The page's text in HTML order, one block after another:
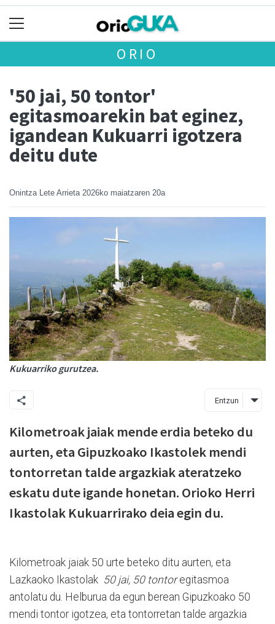
ORIO
'50 jai, 50 tontor'
egitasmoarekin bat eginez,
igandean Kukuarri igotzera
deitu dute
Onintza Lete Arrieta 2026ko maiatzaren 20a
Kukuarriko gurutzea.
Entzun
Kilometroak jaiak mende erdia beteko du
aurten, eta Gipuzkoako Ikastolek mendi
tontorretan talde argazkiak ateratzeko
eskatu dute igande honetan. Orioko Herri
Ikastolak Kukuarrirako deia egin du.
Kilometroak jaiak 50 urte beteko ditu aurten, eta
Lazkaoko Ikastolak 50 jai, 50 tontoregitasmoa
antolatu du. Helburua da egun berean Gipuzkoako 50
mendi tontor igotzea, eta tontorretan talde argazkia